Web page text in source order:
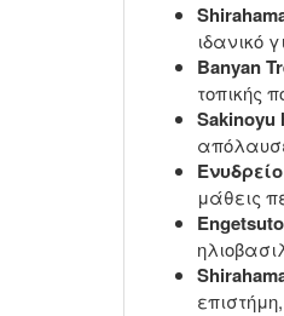
ιδανικό
Banyan
τοπικής
Sakinoyu
μάθεις